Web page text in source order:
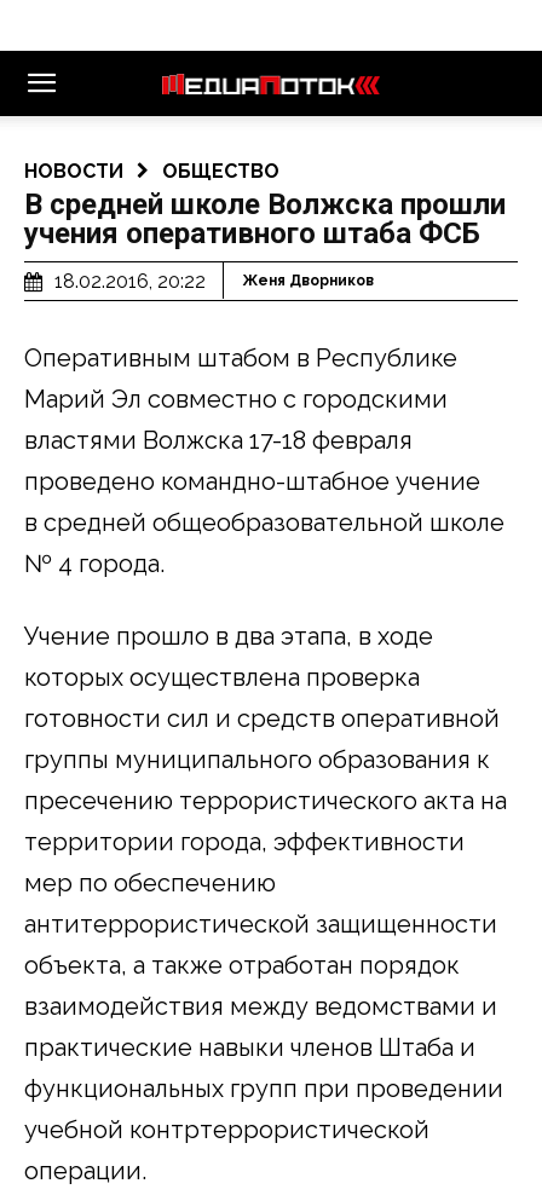
НОВОСТИ ОБЩЕСТВО
В средней школе Волжска прошли
учения оперативного штаба ФСБ
18.02.2016, 20:22 Женя Дворников
Оперативным штабом в Республике
Марий Эл совместно с городскими
властями Волжска 17-18 февраля
проведено командно-штабное учение
в средней общеобразовательной школе
№ 4 города.
Учение прошло в два этапа, в ходе
которых осуществлена проверка
готовности сил и средств оперативной
группы муниципального образования к
пресечению террористического акта на
территории города, эффективности
мер по обеспечению
антитеррористической защищенности
объекта, а также отработан порядок
взаимодействия между ведомствами и
практические навыки членов Штаба и
функциональных групп при проведении
учебной контртеррористической
операции.